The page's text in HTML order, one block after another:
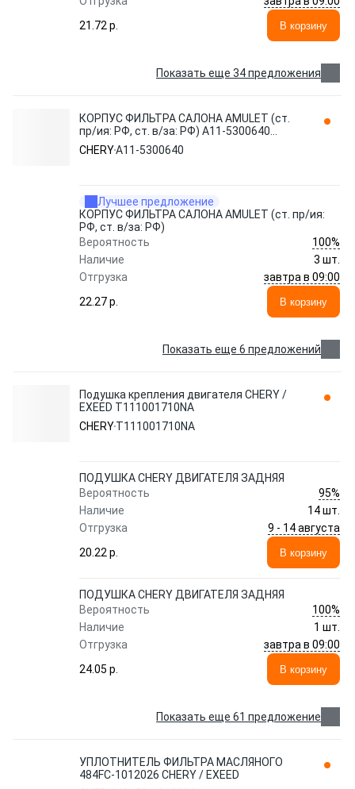
21.72 p.
В корзину
Показать еще 34 предложения
КОРПУС ФИЛЬТРА САЛОНА AMULET (ст.
пр/ия: РФ, ст. в/за: РФ) A11-5300640
CHERY / EXEED
CHERYA11-5300640
Лучшее предложение
КОРПУС ФИЛЬТРА САЛОНА AMULET (ст. пр/ия:
РФ, ст. в/за: РФ)
Вероятность
100%
Наличие
3 шт.
Отгрузка
завтра в 09:00
22.27 p.
В корзину
Показать еще 6 предложений
Подушка крепления двигателя CHERY /
EXEED T111001710NA
CHERYT111001710NA
ПОДУШКА CHERY ДВИГАТЕЛЯ ЗАДНЯЯ
Вероятность
95%
Наличие
14 шт.
Отгрузка
9 - 14 августа
20.22 p.
В корзину
ПОДУШКА CHERY ДВИГАТЕЛЯ ЗАДНЯЯ
Вероятность
100%
Наличие
1 шт.
Отгрузка
завтра в 09:00
24.05 p.
В корзину
Показать еще 61 предложение
УПЛОТНИТЕЛЬ ФИЛЬТРА МАСЛЯНОГО
484FC-1012026 CHERY / EXEED